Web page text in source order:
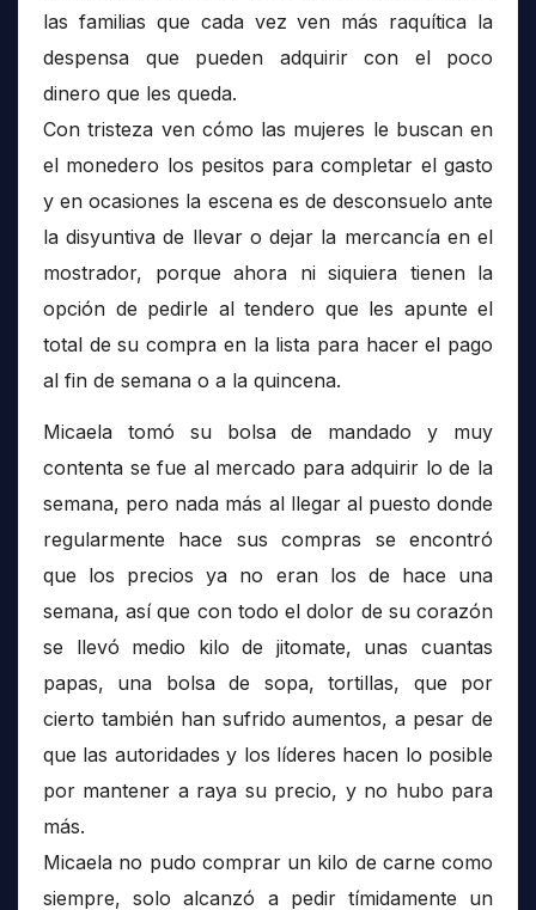
las familias que cada vez ven más raquítica la
despensa que pueden adquirir con el poco
dinero que les queda.
Con tristeza ven cómo las mujeres le buscan en
el monedero los pesitos para completar el gasto
y en ocasiones la escena es de desconsuelo ante
la disyuntiva de llevar o dejar la mercancía en el
mostrador, porque ahora ni siquiera tienen la
opción de pedirle al tendero que les apunte el
total de su compra en la lista para hacer el pago
al fin de semana o a la quincena.
Micaela tomó su bolsa de mandado y muy
contenta se fue al mercado para adquirir lo de la
semana, pero nada más al llegar al puesto donde
regularmente hace sus compras se encontró
que los precios ya no eran los de hace una
semana, así que con todo el dolor de su corazón
se llevó medio kilo de jitomate, unas cuantas
papas, una bolsa de sopa, tortillas, que por
cierto también han sufrido aumentos, a pesar de
que las autoridades y los líderes hacen lo posible
por mantener a raya su precio, y no hubo para
más.
Micaela no pudo comprar un kilo de carne como
siempre, solo alcanzó a pedir tímidamente un